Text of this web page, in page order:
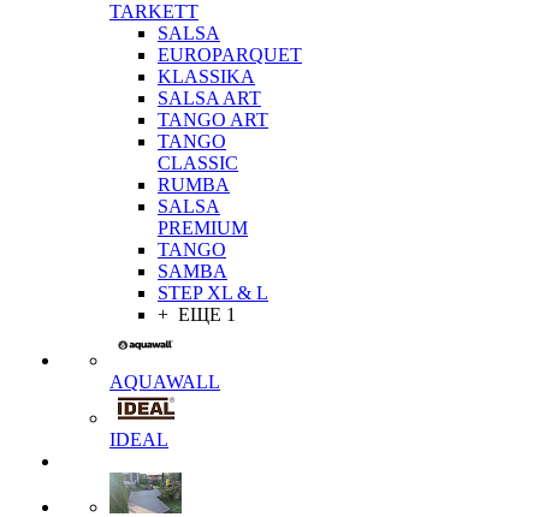
TARKETT
SALSA
EUROPARQUET
KLASSIKA
SALSA ART
TANGO ART
TANGO
CLASSIC
RUMBA
SALSA
PREMIUM
TANGO
SAMBA
STEP XL & L
+ ЕЩЕ 1
AQUAWALL
IDEAL